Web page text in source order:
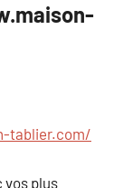
tablier.com/
vos plus